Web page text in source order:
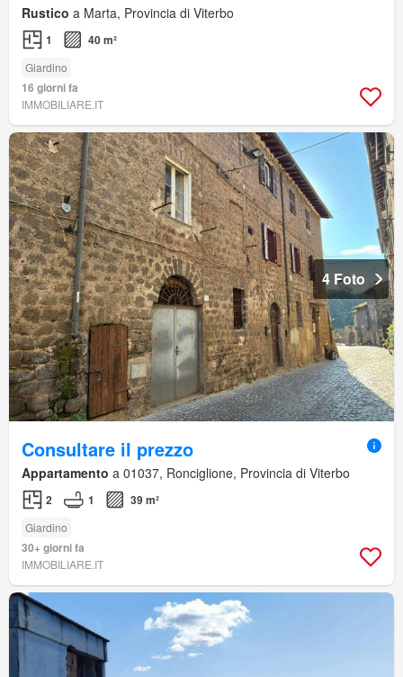
Rustico a Marta, Provincia di Viterbo
1 40 m²
Giardino
16 giorni fa
IMMOBILIARE.IT
4 Foto
Consultare il prezzo
Appartamento a 01037, Ronciglione, Provincia di Viterbo
2 1 39 m²
Giardino
30+ giorni fa
IMMOBILIARE.IT